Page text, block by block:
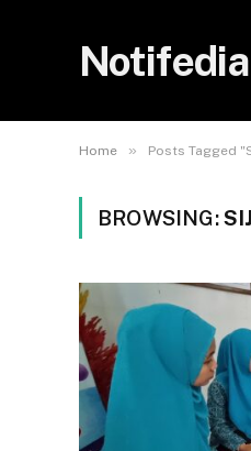
Notifedia
Home » Posts Tagged
BROWSING: